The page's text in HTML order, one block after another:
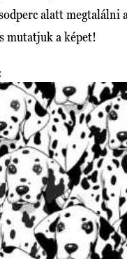
alatt megtalálni
mutatjuk a képet!